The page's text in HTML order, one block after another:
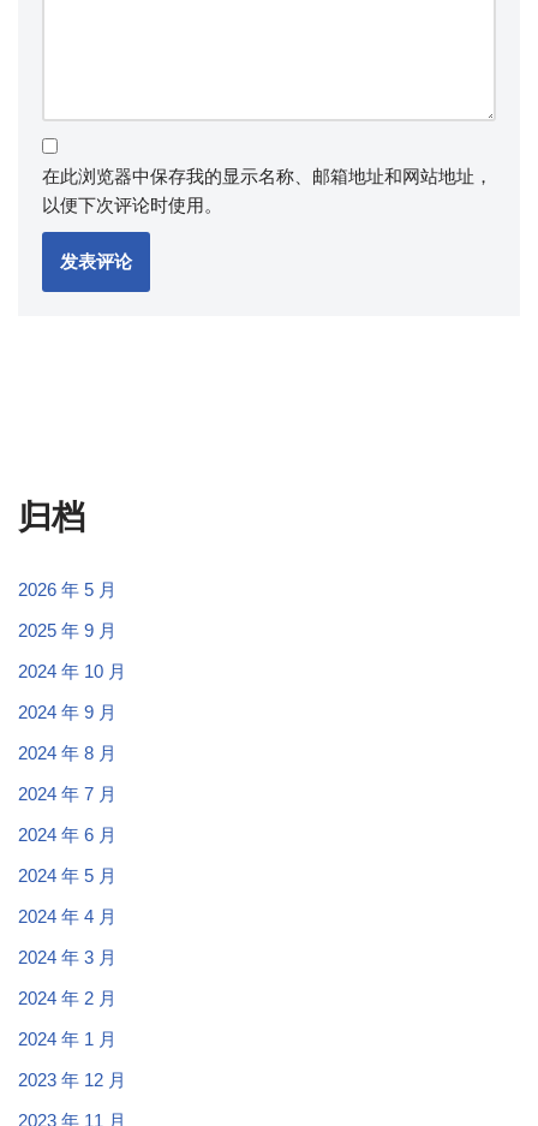
在此浏览器中保存我的显示名称、邮箱地址和网站地址，
以便下次评论时使用。
归档
2026 年 5 月
2025 年 9 月
2024 年 10 月
2024 年 9 月
2024 年 8 月
2024 年 7 月
2024 年 6 月
2024 年 5 月
2024 年 4 月
2024 年 3 月
2024 年 2 月
2024 年 1 月
2023 年 12 月
2023 年 11 月